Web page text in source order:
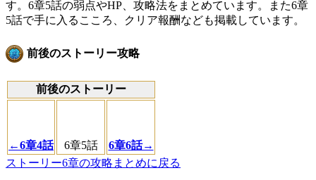
す。6章5話の弱点やHP、攻略法をまとめています。また6章
5話で手に入るこころ、クリア報酬なども掲載しています。
前後のストーリー攻略
前後のストーリー
←6章4話 6章5話
6章6話→
ストーリー6章の攻略まとめに戻る